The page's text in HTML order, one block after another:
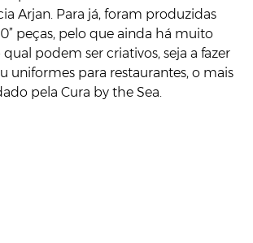
Arjan. Para já, foram produzidas
peças, pelo que ainda há muito
podem ser criativos, seja a fazer
uniformes para restaurantes, o mais
pela Cura by the Sea.